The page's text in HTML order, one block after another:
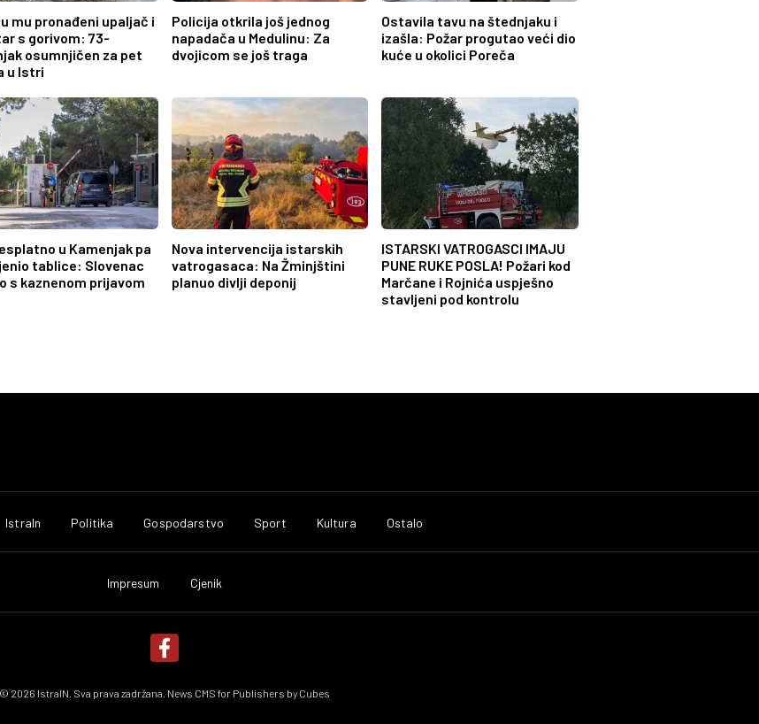
mu pronađeni upaljač i
s gorivom: 73-
osumnjičen za pet
u Istri
Policija otkrila još jednog
napadača u Medulinu: Za
dvojicom se još traga
Ostavila tavu na štednjaku i
izašla: Požar progutao veći dio
kuće u okolici Poreča
u Kamenjak pa
tablice: Slovenac
s kaznenom prijavom
Nova intervencija istarskih
vatrogasaca: Na Žminjštini
planuo divlji deponij
ISTARSKI VATROGASCI IMAJU
PUNE RUKE POSLA! Požari kod
Marčane i Rojnića uspješno
stavljeni pod kontrolu
IstraIn Politika Gospodarstvo Sport Kultura Ostalo
Impresum Cjenik
© 2026 IstraIN. Sva prava zadržana. News CMS for Publishers by Cubes